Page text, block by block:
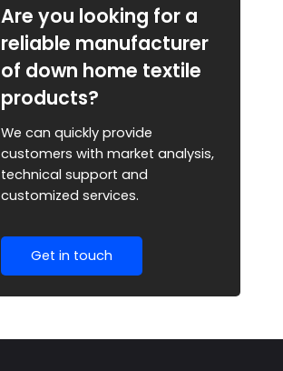
конфорками и
корпусом из
нержавеющей стали
Are you looking for a
reliable manufacturer
of down home textile
products?
We can quickly provide
customers with market analysis,
technical support and
customized services.
Get in touch